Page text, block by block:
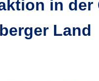
in der
Land